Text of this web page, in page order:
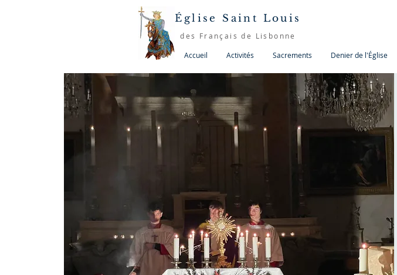
Accueil Activités Sacrements Denier de l'Église
Église Saint Louis
des Français de Lisbonne